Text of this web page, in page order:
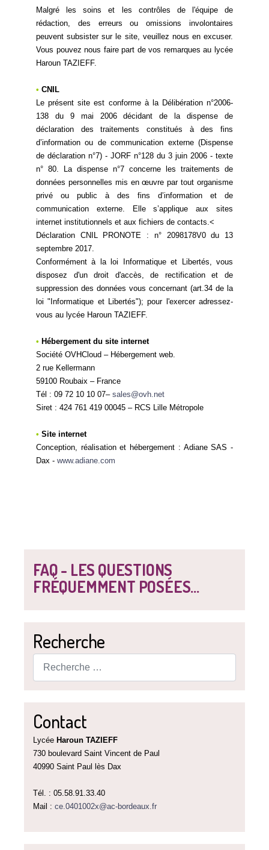
FAQ - LES QUESTIONS
FRÉQUEMMENT POSÉES...
Recherche
Contact
Lycée Haroun TAZIEFF
730 boulevard Saint Vincent de Paul
40990 Saint Paul lès Dax
Tél. : 05.58.91.33.40
Mail : ce.0401002x@ac-bordeaux.fr
Malgré les soins et les contrôles de l'équipe de
rédaction, des erreurs ou omissions involontaires
peuvent subsister sur le site, veuillez nous en excuser.
Vous pouvez nous faire part de vos remarques au lycée
Haroun TAZIEFF.
• CNIL
Le présent site est conforme à la Délibération n°2006-
138 du 9 mai 2006 décidant de la dispense de
déclaration des traitements constitués à des fins
d’information ou de communication externe (Dispense
de déclaration n°7) - JORF n°128 du 3 juin 2006 - texte
n° 80. La dispense n°7 concerne les traitements de
données personnelles mis en œuvre par tout organisme
privé ou public à des fins d’information et de
communication externe. Elle s’applique aux sites
internet institutionnels et aux fichiers de contacts.<
Déclaration CNIL PRONOTE : n° 2098178V0 du 13
septembre 2017.
Conformément à la loi Informatique et Libertés, vous
disposez d'un droit d'accès, de rectification et de
suppression des données vous concernant (art.34 de la
loi "Informatique et Libertés"); pour l'exercer adressez-
vous au lycée Haroun TAZIEFF.
• Hébergement du site internet
Société OVHCloud – Hébergement web.
2 rue Kellermann
59100 Roubaix – France
Tél : 09 72 10 10 07– sales@ovh.net
Siret : 424 761 419 00045 – RCS Lille Métropole
• Site internet
Conception, réalisation et hébergement : Adiane SAS -
Dax - www.adiane.com